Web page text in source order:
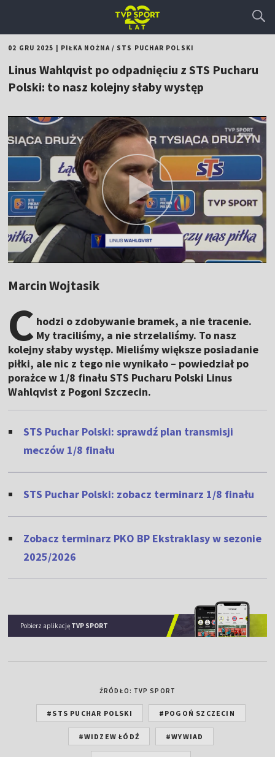
02 GRU 2025 PIŁKA NOŻNA/ STS PUCHAR POLSKI
Linus Wahlqvist po odpadnięciu z STS Pucharu
Polski: to nasz kolejny słaby występ
Marcin Wojtasik
C hodzi o zdobywanie bramek, a nie tracenie.
My traciliśmy, a nie strzelaliśmy. To nasz
kolejny słaby występ. Mieliśmy większe posiadanie
piłki, ale nic z tego nie wynikało – powiedział po
porażce w 1/8 finału STS Pucharu Polski Linus
Wahlqvist z Pogoni Szczecin.
STS Puchar Polski: sprawdź plan transmisji
meczów 1/8 finału
STS Puchar Polski: zobacz terminarz 1/8 finału
Zobacz terminarz PKO BP Ekstraklasy w sezonie
2025/2026
Pobierz aplikację TVP SPORT
ŹRÓDŁO: TVP SPORT
#STS PUCHAR POLSKI #POGOŃ SZCZECIN
#WIDZEW ŁÓDŹ #WYWIAD